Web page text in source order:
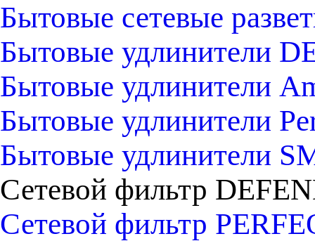
Бытовые сетевые
Бытовые удлинители
Бытовые удлинители
Бытовые удлинители
Бытовые удлинители
Сетевой фильтр
Сетевой фильтр